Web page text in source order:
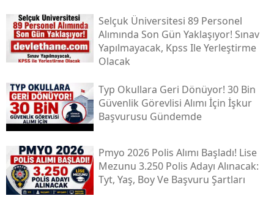
Selçuk Üniversitesi 89 Personel
Alımında Son Gün Yaklaşıyor! Sınav
Yapılmayacak, Kpss Ile Yerleştirme
Olacak
Typ Okullara Geri Dönüyor! 30 Bin
Güvenlik Görevlisi Alımı İçin İşkur
Başvurusu Gündemde
Pmyo 2026 Polis Alımı Başladı! Lise
Mezunu 3.250 Polis Adayı Alınacak:
Tyt, Yaş, Boy Ve Başvuru Şartları